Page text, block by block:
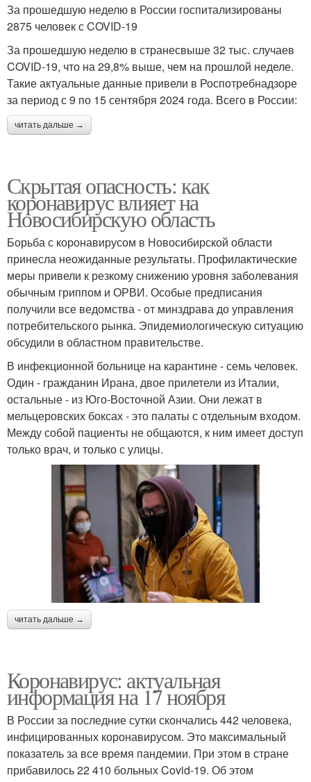
За прошедшую неделю в России госпитализированы
2875 человек с COVID-19
За прошедшую неделю в странесвыше 32 тыс. случаев
COVID-19, что на 29,8% выше, чем на прошлой неделе.
Такие актуальные данные привели в Роспотребнадзоре
за период с 9 по 15 сентября 2024 года. Всего в России:
читать дальше →
Скрытая опасность: как
коронавирус влияет на
Новосибирскую область
Борьба с коронавирусом в Новосибирской области
принесла неожиданные результаты. Профилактические
меры привели к резкому снижению уровня заболевания
обычным гриппом и ОРВИ. Особые предписания
получили все ведомства - от минздрава до управления
потребительского рынка. Эпидемиологическую ситуацию
обсудили в областном правительстве.
В инфекционной больнице на карантине - семь человек.
Один - гражданин Ирана, двое прилетели из Италии,
остальные - из Юго-Восточной Азии. Они лежат в
мельцеровских боксах - это палаты с отдельным входом.
Между собой пациенты не общаются, к ним имеет доступ
только врач, и только с улицы.
читать дальше →
Коронавирус: актуальная
информация на 17 ноября
В России за последние сутки скончались 442 человека,
инфицированных коронавирусом. Это максимальный
показатель за все время пандемии. При этом в стране
прибавилось 22 410 больных Covid-19. Об этом